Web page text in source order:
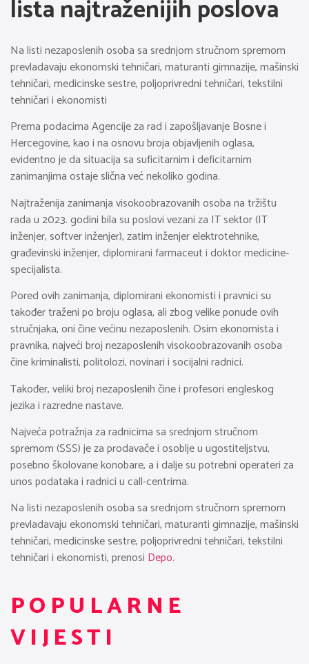
lista najtraženijih poslova
Na listi nezaposlenih osoba sa srednjom stručnom spremom
prevladavaju ekonomski tehničari, maturanti gimnazije, mašinski
tehničari, medicinske sestre, poljoprivredni tehničari, tekstilni
tehničari i ekonomisti
Prema podacima Agencije za rad i zapošljavanje Bosne i
Hercegovine, kao i na osnovu broja objavljenih oglasa,
evidentno je da situacija sa suficitarnim i deficitarnim
zanimanjima ostaje slična već nekoliko godina.
Najtraženija zanimanja visokoobrazovanih osoba na tržištu
rada u 2023. godini bila su poslovi vezani za IT sektor (IT
inženjer, softver inženjer), zatim inženjer elektrotehnike,
građevinski inženjer, diplomirani farmaceut i doktor medicine-
specijalista.
Pored ovih zanimanja, diplomirani ekonomisti i pravnici su
također traženi po broju oglasa, ali zbog velike ponude ovih
stručnjaka, oni čine većinu nezaposlenih. Osim ekonomista i
pravnika, najveći broj nezaposlenih visokoobrazovanih osoba
čine kriminalisti, politolozi, novinari i socijalni radnici.
Također, veliki broj nezaposlenih čine i profesori engleskog
jezika i razredne nastave.
Najveća potražnja za radnicima sa srednjom stručnom
spremom (SSS) je za prodavače i osoblje u ugostiteljstvu,
posebno školovane konobare, a i dalje su potrebni operateri za
unos podataka i radnici u call-centrima.
Na listi nezaposlenih osoba sa srednjom stručnom spremom
prevladavaju ekonomski tehničari, maturanti gimnazije, mašinski
tehničari, medicinske sestre, poljoprivredni tehničari, tekstilni
tehničari i ekonomisti, prenosi Depo.
POPULARNE
VIJESTI